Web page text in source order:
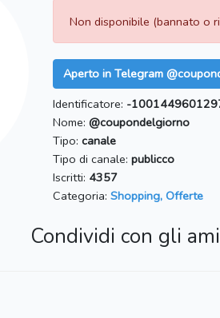
Non disponibile (bannato o
Aperto in Telegram
Identificatore: -
Nome: @coupondelgiorno
Tipo: canale
Tipo di canale: publicco
Iscritti: 4357
Categoria: Shopping, Offerte
Condividi con gli